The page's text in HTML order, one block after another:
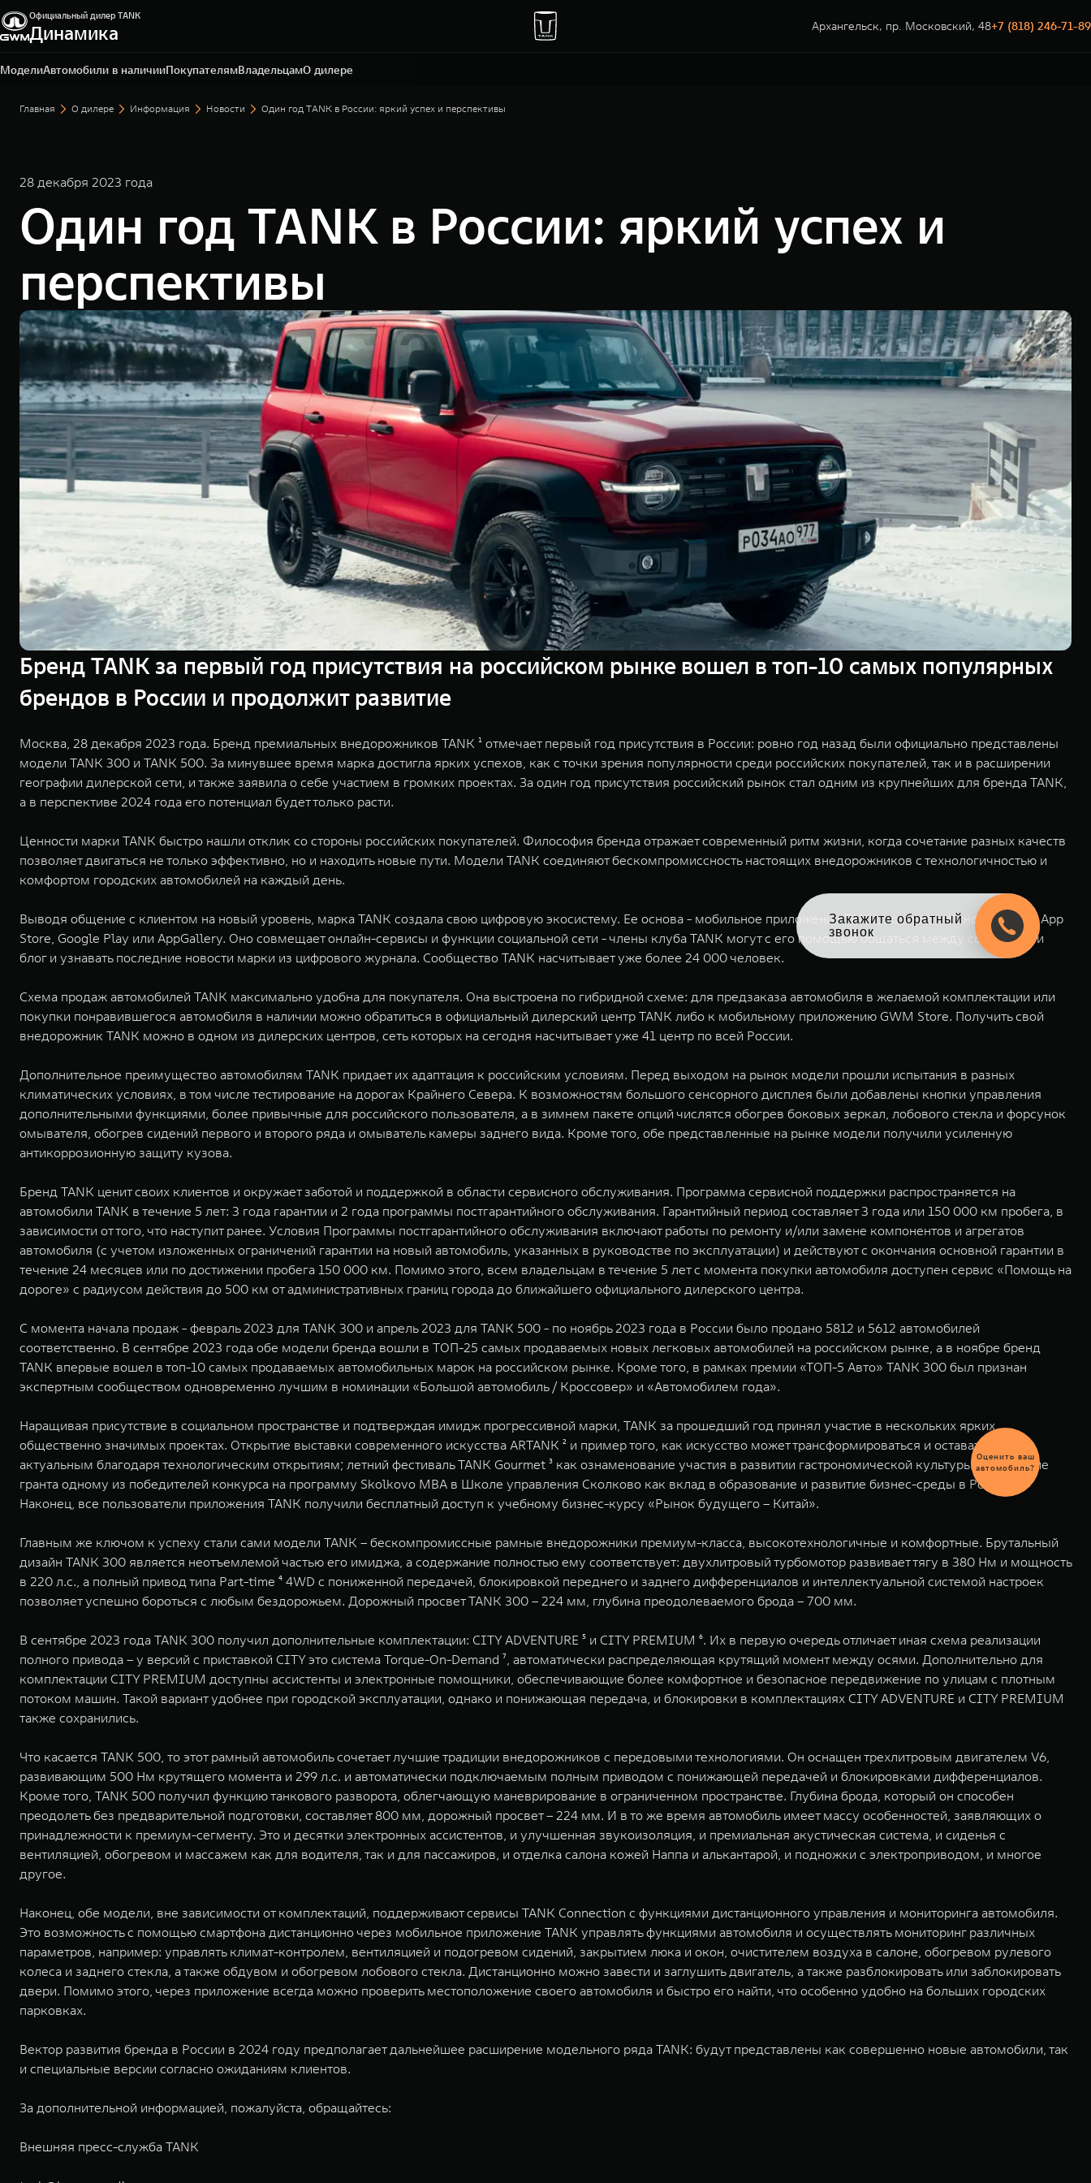
Официальный дилер TANK
Динамика Архангельск, пр. Московский, 48+7 (818) 246-71-89
МоделиАвтомобили в наличииПокупателямВладельцамО дилере
Архангельск, пр. Московский, 48
+7 (818) 246-71-89
Главная О дилере Информация Новости Один год TANK в России: яркий успех и перспективы
28 декабря 2023 года
Один год TANK в России: яркий успех и
перспективы
Бренд TANK за первый год присутствия на российском рынке вошел в топ-10 самых популярных
брендов в России и продолжит развитие
Москва, 28 декабря 2023 года. Бренд премиальных внедорожников TANK ¹ отмечает первый год присутствия в России: ровно год назад были официально представлены
модели TANK 300 и TANK 500. За минувшее время марка достигла ярких успехов, как с точки зрения популярности среди российских покупателей, так и в расширении
географии дилерской сети, и также заявила о себе участием в громких проектах. За один год присутствия российский рынок стал одним из крупнейших для бренда TANK,
а в перспективе 2024 года его потенциал будет только расти.
Ценности марки TANK быстро нашли отклик со стороны российских покупателей. Философия бренда отражает современный ритм жизни, когда сочетание разных качеств
позволяет двигаться не только эффективно, но и находить новые пути. Модели TANK соединяют бескомпромиссность настоящих внедорожников с технологичностью и
комфортом городских автомобилей на каждый день.
Выводя общение с клиентом на новый уровень, марка TANK создала свою цифровую экосистему. Ее основа - мобильное приложение TANK, которое можно скачать в App
Store, Google Play или AppGallery. Оно совмещает онлайн-сервисы и функции социальной сети - члены клуба TANK могут с его помощью общаться между собой, вести
блог и узнавать последние новости марки из цифрового журнала. Cообщество TANK насчитывает уже более 24 000 человек.
Схема продаж автомобилей TANK максимально удобна для покупателя. Она выстроена по гибридной схеме: для предзаказа автомобиля в желаемой комплектации или
покупки понравившегося автомобиля в наличии можно обратиться в официальный дилерский центр TANK либо к мобильному приложению GWM Store. Получить свой
внедорожник TANK можно в одном из дилерских центров, сеть которых на сегодня насчитывает уже 41 центр по всей России.
Дополнительное преимущество автомобилям TANK придает их адаптация к российским условиям. Перед выходом на рынок модели прошли испытания в разных
климатических условиях, в том числе тестирование на дорогах Крайнего Севера. К возможностям большого сенсорного дисплея были добавлены кнопки управления
дополнительными функциями, более привычные для российского пользователя, а в зимнем пакете опций числятся обогрев боковых зеркал, лобового стекла и форсунок
омывателя, обогрев сидений первого и второго ряда и омыватель камеры заднего вида. Кроме того, обе представленные на рынке модели получили усиленную
антикоррозионную защиту кузова.
Бренд TANK ценит своих клиентов и окружает заботой и поддержкой в области сервисного обслуживания. Программа сервисной поддержки распространяется на
автомобили TANK в течение 5 лет: 3 года гарантии и 2 года программы постгарантийного обслуживания. Гарантийный период составляет 3 года или 150 000 км пробега, в
зависимости от того, что наступит ранее. Условия Программы постгарантийного обслуживания включают работы по ремонту и/или замене компонентов и агрегатов
автомобиля (с учетом изложенных ограничений гарантии на новый автомобиль, указанных в руководстве по эксплуатации) и действуют с окончания основной гарантии в
течение 24 месяцев или по достижении пробега 150 000 км. Помимо этого, всем владельцам в течение 5 лет с момента покупки автомобиля доступен сервис «Помощь на
дороге» с радиусом действия до 500 км от административных границ города до ближайшего официального дилерского центра.
С момента начала продаж - февраль 2023 для TANK 300 и апрель 2023 для TANK 500 - по ноябрь 2023 года в России было продано 5812 и 5612 автомобилей
соответственно. В сентябре 2023 года обе модели бренда вошли в ТОП-25 самых продаваемых новых легковых автомобилей на российском рынке, а в ноябре бренд
TANK впервые вошел в топ-10 самых продаваемых автомобильных марок на российском рынке. Кроме того, в рамках премии «ТОП-5 Авто» TANK 300 был признан
экспертным сообществом одновременно лучшим в номинации «Большой автомобиль / Кроссовер» и «Автомобилем года».
Наращивая присутствие в социальном пространстве и подтверждая имидж прогрессивной марки, TANK за прошедший год принял участие в нескольких ярких
общественно значимых проектах. Открытие выставки современного искусства ARTANK ² и пример того, как искусство может трансформироваться и оставаться
актуальным благодаря технологическим открытиям; летний фестиваль TANK Gourmet ³ как ознаменование участия в развитии гастрономической культуры; выделение
гранта одному из победителей конкурса на программу Skolkovo MBA в Школе управления Сколково как вклад в образование и развитие бизнес-среды в России.
Наконец, все пользователи приложения TANK получили бесплатный доступ к учебному бизнес-курсу «Рынок будущего – Китай».
Главным же ключом к успеху стали сами модели TANK – бескомпромиссные рамные внедорожники премиум-класса, высокотехнологичные и комфортные. Брутальный
дизайн TANK 300 является неотъемлемой частью его имиджа, а содержание полностью ему соответствует: двухлитровый турбомотор развивает тягу в 380 Нм и мощность
в 220 л.с., а полный привод типа Part-time ⁴ 4WD с пониженной передачей, блокировкой переднего и заднего дифференциалов и интеллектуальной системой настроек
позволяет успешно бороться с любым бездорожьем. Дорожный просвет TANK 300 – 224 мм, глубина преодолеваемого брода – 700 мм.
В сентябре 2023 года TANK 300 получил дополнительные комплектации: CITY ADVENTURE ⁵ и CITY PREMIUM ⁶. Их в первую очередь отличает иная схема реализации
полного привода – у версий с приставкой CITY это система Torque-On-Demand ⁷, автоматически распределяющая крутящий момент между осями. Дополнительно для
комплектации CITY PREMIUM доступны ассистенты и электронные помощники, обеспечивающие более комфортное и безопасное передвижение по улицам с плотным
потоком машин. Такой вариант удобнее при городской эксплуатации, однако и понижающая передача, и блокировки в комплектациях CITY ADVENTURE и CITY PREMIUM
также сохранились.
Что касается TANK 500, то этот рамный автомобиль сочетает лучшие традиции внедорожников с передовыми технологиями. Он оснащен трехлитровым двигателем V6,
развивающим 500 Нм крутящего момента и 299 л.с. и автоматически подключаемым полным приводом с понижающей передачей и блокировками дифференциалов.
Кроме того, TANK 500 получил функцию танкового разворота, облегчающую маневрирование в ограниченном пространстве. Глубина брода, который он способен
преодолеть без предварительной подготовки, составляет 800 мм, дорожный просвет – 224 мм. И в то же время автомобиль имеет массу особенностей, заявляющих о
принадлежности к премиум-сегменту. Это и десятки электронных ассистентов, и улучшенная звукоизоляция, и премиальная акустическая система, и сиденья с
вентиляцией, обогревом и массажем как для водителя, так и для пассажиров, и отделка салона кожей Наппа и алькантарой, и подножки с электроприводом, и многое
другое.
Наконец, обе модели, вне зависимости от комплектаций, поддерживают сервисы TANK Connection с функциями дистанционного управления и мониторинга автомобиля.
Это возможность с помощью смартфона дистанционно через мобильное приложение TANK управлять функциями автомобиля и осуществлять мониторинг различных
параметров, например: управлять климат-контролем, вентиляцией и подогревом сидений, закрытием люка и окон, очистителем воздуха в салоне, обогревом рулевого
колеса и заднего стекла, а также обдувом и обогревом лобового стекла. Дистанционно можно завести и заглушить двигатель, а также разблокировать или заблокировать
двери. Помимо этого, через приложение всегда можно проверить местоположение своего автомобиля и быстро его найти, что особенно удобно на больших городских
парковках.
Вектор развития бренда в России в 2024 году предполагает дальнейшее расширение модельного ряда TANK: будут представлены как совершенно новые автомобили, так
и специальные версии согласно ожиданиям клиентов.
За дополнительной информацией, пожалуйста, обращайтесь:
Внешняя пресс-служба TANK
Оцените свой авто
в обмен на новый
обмен
автомобиля